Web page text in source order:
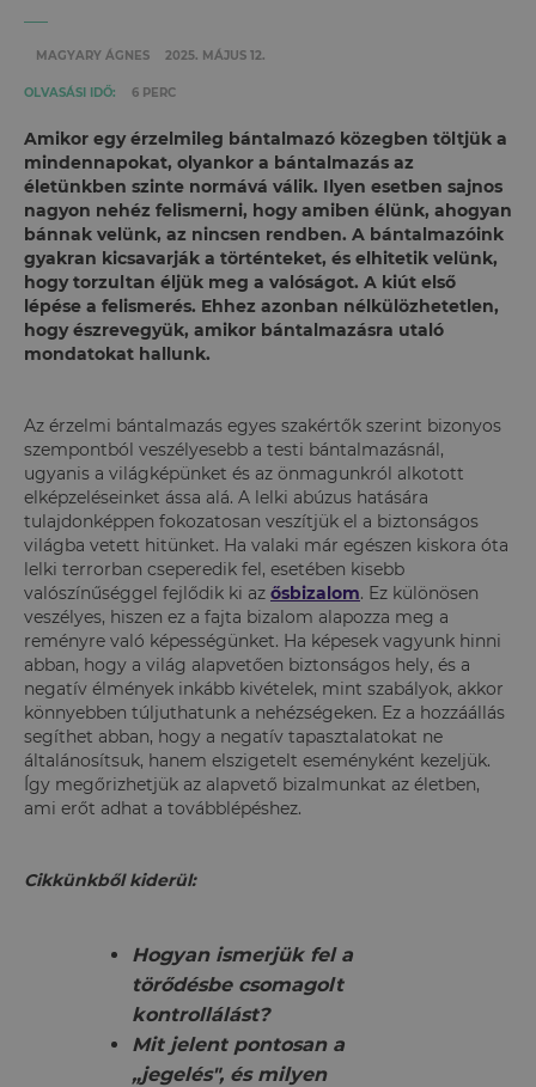
MAGYARY ÁGNES 2025. MÁJUS 12.
OLVASÁSI IDŐ: 6 PERC
Amikor egy érzelmileg bántalmazó közegben töltjük a
mindennapokat, olyankor a bántalmazás az
életünkben szinte normává válik. Ilyen esetben sajnos
nagyon nehéz felismerni, hogy amiben élünk, ahogyan
bánnak velünk, az nincsen rendben. A bántalmazóink
gyakran kicsavarják a történteket, és elhitetik velünk,
hogy torzultan éljük meg a valóságot. A kiút első
lépése a felismerés. Ehhez azonban nélkülözhetetlen,
hogy észrevegyük, amikor bántalmazásra utaló
mondatokat hallunk.
Az érzelmi bántalmazás egyes szakértők szerint bizonyos
szempontból veszélyesebb a testi bántalmazásnál,
ugyanis a világképünket és az önmagunkról alkotott
elképzeléseinket ássa alá. A lelki abúzus hatására
tulajdonképpen fokozatosan veszítjük el a biztonságos
világba vetett hitünket. Ha valaki már egészen kiskora óta
lelki terrorban cseperedik fel, esetében kisebb
valószínűséggel fejlődik ki az ősbizalom. Ez különösen
veszélyes, hiszen ez a fajta bizalom alapozza meg a
reményre való képességünket. Ha képesek vagyunk hinni
abban, hogy a világ alapvetően biztonságos hely, és a
negatív élmények inkább kivételek, mint szabályok, akkor
könnyebben túljuthatunk a nehézségeken. Ez a hozzáállás
segíthet abban, hogy a negatív tapasztalatokat ne
általánosítsuk, hanem elszigetelt eseményként kezeljük.
Így megőrizhetjük az alapvető bizalmunkat az életben,
ami erőt adhat a továbblépéshez.
Cikkünkből kiderül:
Hogyan ismerjük fel a
törődésbe csomagolt
kontrollálást?
Mit jelent pontosan a
„jegelés", és milyen